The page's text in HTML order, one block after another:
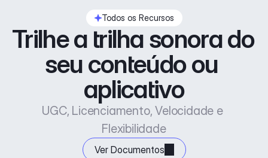
Todos os Recursos
Trilhe a trilha sonora do
seu conteúdo ou
aplicativo
UGC, Licenciamento, Velocidade e
Flexibilidade
Ver Documentos